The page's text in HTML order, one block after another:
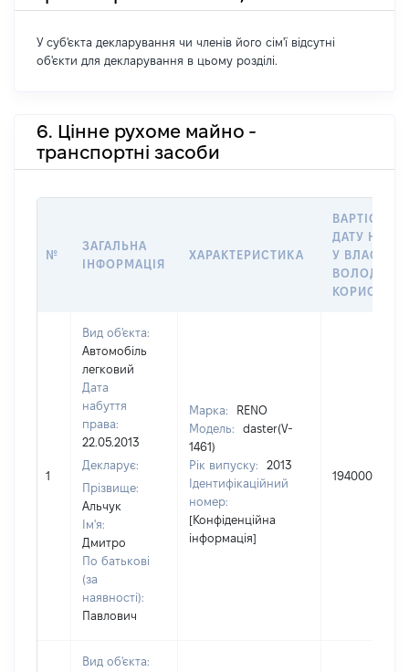
У суб'єкта декларування чи членів його сім'ї відсутні
об'єкти для декларування в цьому розділі.
6. Цінне рухоме майно -
транспортні засоби
№
ЗАГАЛЬНА
ІНФОРМАЦІЯ
ХАРАКТЕРИСТИКА
ВАРТІСТЬ
ДАТУ
У
1
Вид об'єкта:
Автомобіль
легковий
Дата
набуття
права:
22.05.2013
Декларує:
Прізвище:
Альчук
Ім'я:
Дмитро
По батькові
(за
наявності):
Павлович
Марка:
RENO
Модель:
daster(V-
1461)
Рік випуску:
2013
Ідентифікаційний
номер:
[Конфіденційна
інформація]
194000
Вид об'єкта: